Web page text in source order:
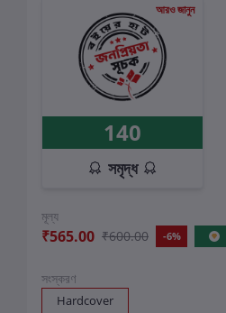
আরও জানুন
140
সমৃদ্ধ
মূল্য
₹565.00 ₹600.00 -6%
সংস্করণ
Hardcover